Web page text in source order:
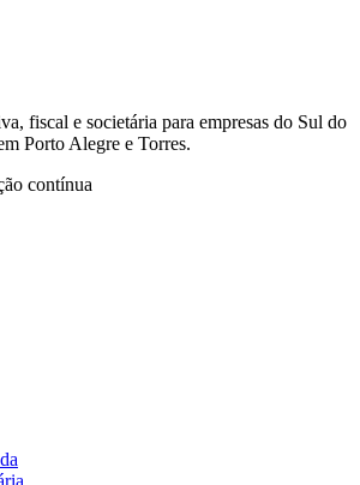
fiscal e societária para empresas do Sul do
Porto Alegre e Torres.
contínua